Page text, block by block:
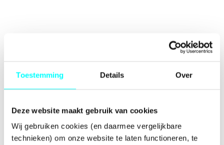
Toestemming Details Over
Deze website maakt gebruik van cookies
Wij gebruiken cookies (en daarmee vergelijkbare
technieken) om onze website te laten functioneren, te